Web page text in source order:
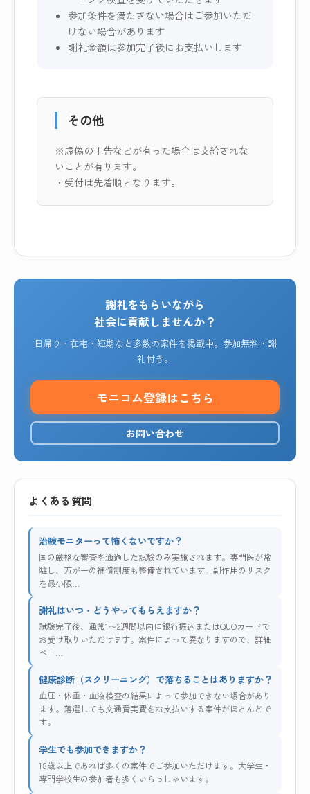
参加条件を満たさない場合はご参加いただ
けない場合があります
謝礼金額は参加完了後にお支払いします
その他
※虚偽の申告などが有った場合は支給されな
いことが有ります。
・受付は先着順となります。
謝礼をもらいながら
社会に貢献しませんか？
日帰り・在宅・短期など多数の案件を掲載中。参加無料・謝
礼付き。
モニコム登録はこちら
お問い合わせ
よくある質問
治験モニターって怖くないですか？
国の厳格な審査を通過した試験のみ実施されます。専門医が常
駐し、万が一の補償制度も整備されています。副作用のリスク
を最小限…
謝礼はいつ・どうやってもらえますか？
試験完了後、通常1〜2週間以内に銀行振込またはQUOカードで
お受け取りいただけます。案件によって異なりますので、詳細
ペー…
健康診断（スクリーニング）で落ちることはありますか？
血圧・体重・血液検査の結果によって参加できない場合があり
ます。落選しても交通費実費をお支払いする案件がほとんどで
す。
学生でも参加できますか？
18歳以上であれば多くの案件でご参加いただけます。大学生・
専門学校生の参加者も多くいらっしゃいます。